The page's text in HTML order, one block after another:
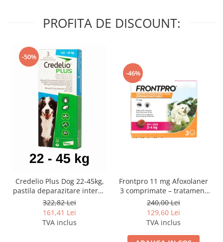
PROFITA DE DISCOUNT:
-50%
Credelio Plus Dog 22-45kg,
pastila deparazitare interna
si externa
322,82 Lei
161,41 Lei
TVA inclus
-46%
Frontpro 11 mg Afoxolaner
3 comprimate – tratament
impotriva puricilor și
căpușelor câini 2-4 kg
240,00 Lei
129,60 Lei
TVA inclus